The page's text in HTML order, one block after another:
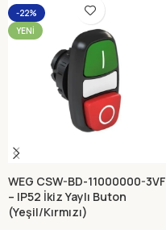
-22%
YENI
WEG CSW-BD-11000000-3VF
– IP52 İkiz Yaylı Buton
(Yeşil/Kırmızı)